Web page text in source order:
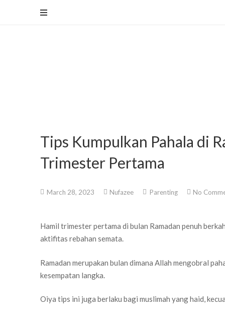
Tips Kumpulkan Pahala di
Trimester Pertama
March 28, 2023 Nufazee Parenting No
Hamil trimester pertama di bulan Ramadan penuh
aktifitas rebahan semata.
Ramadan merupakan bulan dimana Allah mengobral
kesempatan langka.
Oiya tips ini juga berlaku bagi muslimah yang haid,